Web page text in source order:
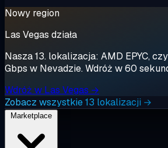
Nowy region
Las Vegas działa
Nasza 13. lokalizacja: AMD EPYC,
Gbps w Nevadzie. Wdróż w 60
Wdróż w Las Vegas →
Zobacz wszystkie 13 lokalizacji →